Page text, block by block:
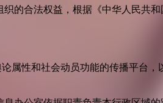
的合法权益，根据《中华人民共
性和社会动员功能的传播平台